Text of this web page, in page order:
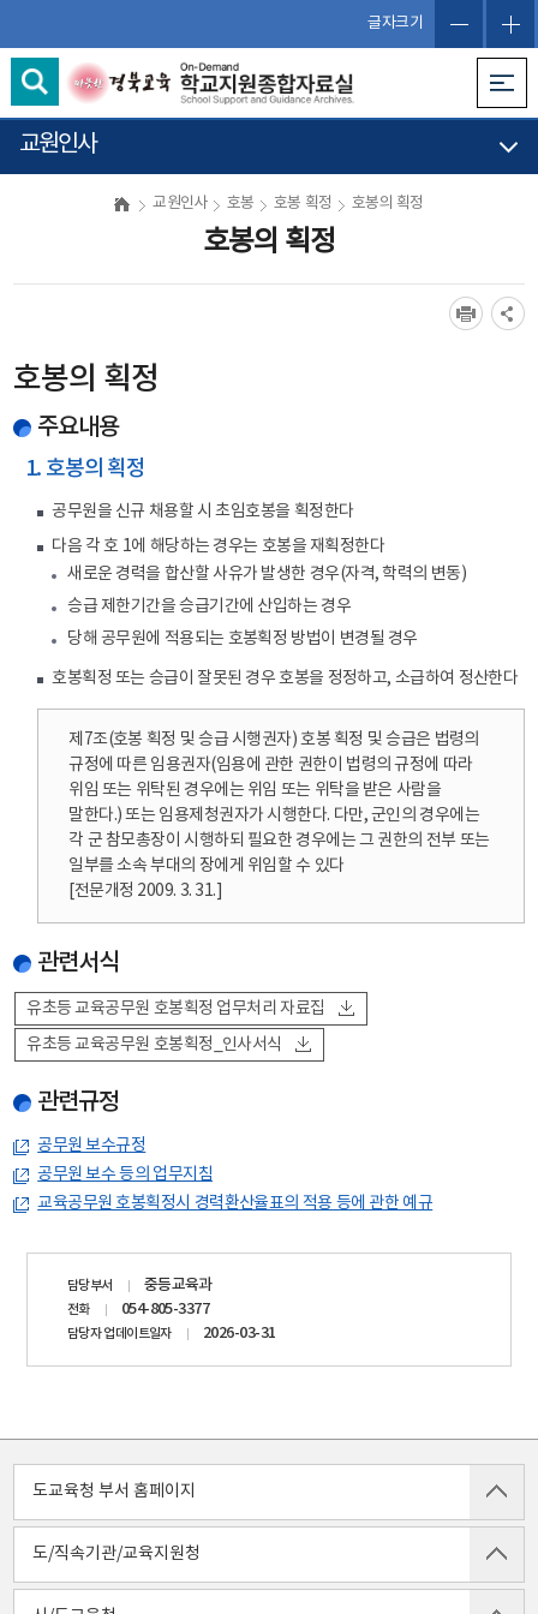
글자크기
교원인사
교원인사 호봉 호봉 획정 호봉의 획정
호봉의 획정
호봉의 획정
주요내용
1. 호봉의 획정
공무원을 신규 채용할 시 초임호봉을 획정한다
다음 각 호 1에 해당하는 경우는 호봉을 재획정한다
새로운 경력을 합산할 사유가 발생한 경우(자격, 학력의 변동)
승급 제한기간을 승급기간에 산입하는 경우
당해 공무원에 적용되는 호봉획정 방법이 변경될 경우
호봉획정 또는 승급이 잘못된 경우 호봉을 정정하고, 소급하여 정산한다
제7조(호봉 획정 및 승급 시행권자) 호봉 획정 및 승급은 법령의
규정에 따른 임용권자(임용에 관한 권한이 법령의 규정에 따라
위임 또는 위탁된 경우에는 위임 또는 위탁을 받은 사람을
말한다.) 또는 임용제청권자가 시행한다. 다만, 군인의 경우에는
각 군 참모총장이 시행하되 필요한 경우에는 그 권한의 전부 또는
일부를 소속 부대의 장에게 위임할 수 있다
[전문개정 2009. 3. 31.]
관련서식
유초등 교육공무원 호봉획정 업무처리 자료집
유초등 교육공무원 호봉획정_인사서식
관련규정
공무원 보수규정
공무원 보수 등의 업무지침
교육공무원 호봉획정시 경력환산율표의 적용 등에 관한 예규
담당부서 중등교육과
전화 054-805-3377
담당자 업데이트일자 2026-03-31
도교육청 부서 홈페이지
도/직속기관/교육지원청